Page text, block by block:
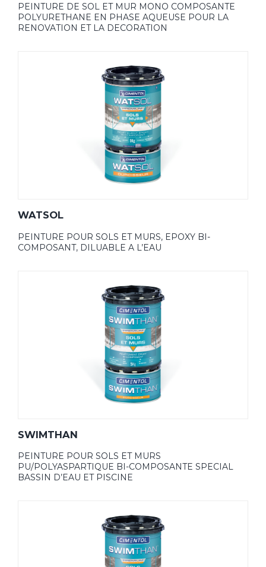
PEINTURE DE SOL ET MUR MONO COMPOSANTE
POLYURETHANE EN PHASE AQUEUSE POUR LA
RENOVATION ET LA DECORATION
WATSOL
PEINTURE POUR SOLS ET MURS, EPOXY BI-
COMPOSANT, DILUABLE A L’EAU
SWIMTHAN
PEINTURE POUR SOLS ET MURS
PU/POLYASPARTIQUE BI-COMPOSANTE SPECIAL
BASSIN D’EAU ET PISCINE